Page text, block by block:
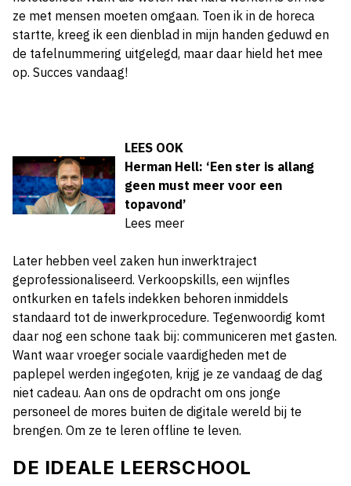
ze met mensen moeten omgaan. Toen ik in de horeca
startte, kreeg ik een dienblad in mijn handen geduwd en
de tafelnummering uitgelegd, maar daar hield het mee
op. Succes vandaag!
LEES OOK
Herman Hell: ‘Een ster is allang
geen must meer voor een
topavond’
Lees meer
Later hebben veel zaken hun inwerktraject
geprofessionaliseerd. Verkoopskills, een wijnfles
ontkurken en tafels indekken behoren inmiddels
standaard tot de inwerkprocedure. Tegenwoordig komt
daar nog een schone taak bij: communiceren met gasten.
Want waar vroeger sociale vaardigheden met de
paplepel werden ingegoten, krijg je ze vandaag de dag
niet cadeau. Aan ons de opdracht om ons jonge
personeel de mores buiten de digitale wereld bij te
brengen. Om ze te leren offline te leven.
DE IDEALE LEERSCHOOL